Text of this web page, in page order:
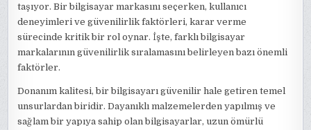
taşıyor. Bir bilgisayar markasını seçerken, kullanıcı
deneyimleri ve güvenilirlik faktörleri, karar verme
sürecinde kritik bir rol oynar. İşte, farklı bilgisayar
markalarının güvenilirlik sıralamasını belirleyen bazı önemli
faktörler.
Donanım kalitesi, bir bilgisayarı güvenilir hale getiren temel
unsurlardan biridir. Dayanıklı malzemelerden yapılmış ve
sağlam bir yapıya sahip olan bilgisayarlar, uzun ömürlü